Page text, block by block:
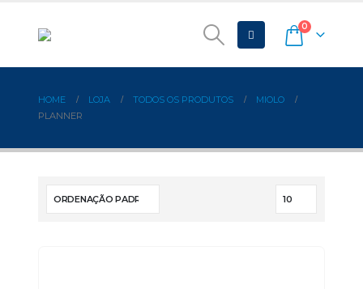
0
HOME LOJA TODOS OS PRODUTOS
MIOLO
PLANNER